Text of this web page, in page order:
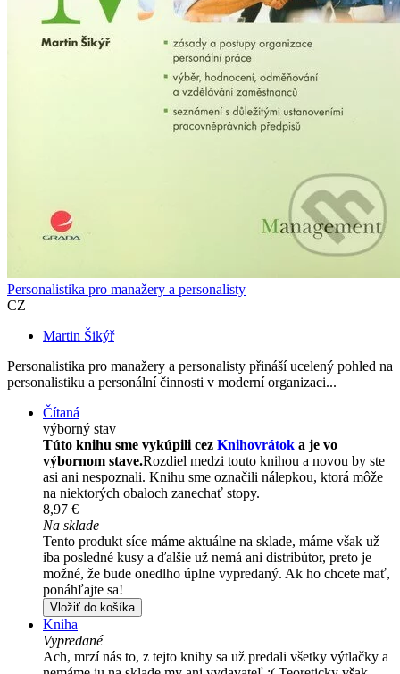
Personalistika pro manažery a personalisty
CZ
Martin Šikýř
Personalistika pro manažery a personalisty přináší ucelený pohled na
personalistiku a personální činnosti v moderní organizaci...
Čítaná
výborný stav
Túto knihu sme vykúpili cez Knihovrátok a je vo
výbornom stave.Rozdiel medzi touto knihou a novou by ste
asi ani nespoznali. Knihu sme označili nálepkou, ktorá môže
na niektorých obaloch zanechať stopy.
8,97 €
Na sklade
Tento produkt síce máme aktuálne na sklade, máme však už
iba posledné kusy a ďalšie už nemá ani distribútor, preto je
možné, že bude onedlho úplne vypredaný. Ak ho chcete mať,
ponáhľajte sa!
Vložiť do košíka
Kniha
Vypredané
Ach, mrzí nás to, z tejto knihy sa už predali všetky výtlačky a